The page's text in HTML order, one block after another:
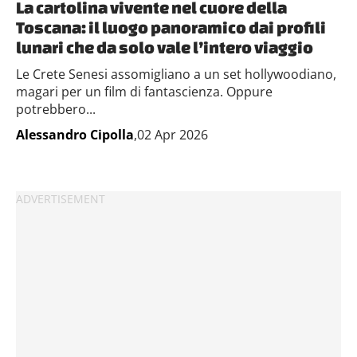
La cartolina vivente nel cuore della
Toscana: il luogo panoramico dai profili
lunari che da solo vale l’intero viaggio
Le Crete Senesi assomigliano a un set hollywoodiano,
magari per un film di fantascienza. Oppure
potrebbero...
Alessandro Cipolla,02 Apr 2026